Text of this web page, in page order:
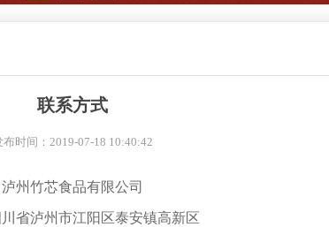
联系方式
布时间：2019-07-18 10:40:42
泸州竹芯食品有限公司
省泸州市江阳区泰安镇高新区